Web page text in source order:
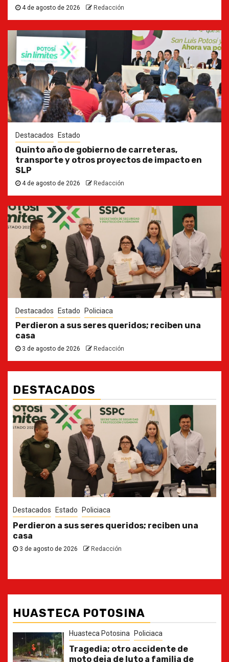
4 de agosto de 2026 Redacción
Destacados Estado
Quinto año de gobierno de carreteras,
transporte y otros proyectos de impacto en
SLP
4 de agosto de 2026 Redacción
Destacados Estado Policiaca
Perdieron a sus seres queridos; reciben una
casa
3 de agosto de 2026 Redacción
DESTACADOS
Destacados Estado
Ya casi, el quinto informe del Gobernador
30 de julio de 2026
HUASTECA POTOSINA
Huasteca Potosina Policiaca
Tragedia; otro accidente de
moto deja de luto a familia de